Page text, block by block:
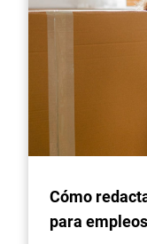
Cómo
para